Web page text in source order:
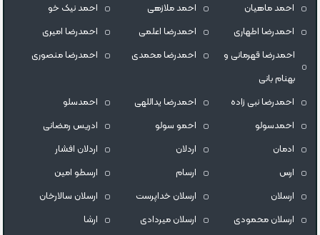
احمد ماهیان احمد ملازهی
احمد نیک خو
احمدرضا اطهاری
احمدرضا اعلمی
احمدرضا امیری
احمدرضا قهرمانی و
بهنام بانی
احمدرضا محمدی احمدرضا منصوری
احمدرضا نبی زاده احمدرضا یداللهی
احمدسلو
احمدسولو
احمو سولو
ادریس رمضانی
ادمان
اردلان
اردلان افشار
ارس
ارسام
ارسطو امین
ارسلان
ارسلان خداپرست
ارسلان سالارخان
ارسلان محمودی
ارسلان میردادی
ارشا